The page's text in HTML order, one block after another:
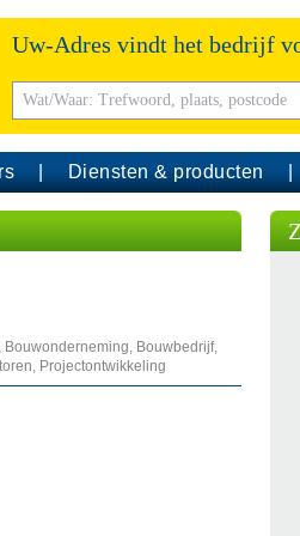
Uw-Adres vindt het bedrijf
Diensten & producten
Bouwbedrijf,
Projectontwikkeling